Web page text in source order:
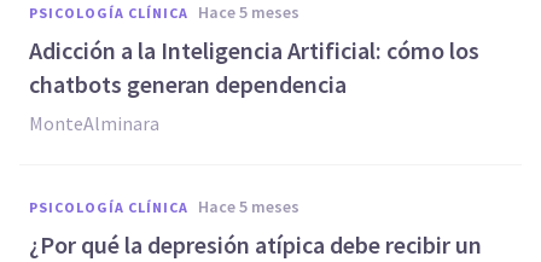
PSICOLOGÍA CLÍNICA hace 5 meses
Adicción a la Inteligencia Artificial: cómo los
chatbots generan dependencia
MonteAlminara
PSICOLOGÍA CLÍNICA hace 5 meses
¿Por qué la depresión atípica debe recibir un